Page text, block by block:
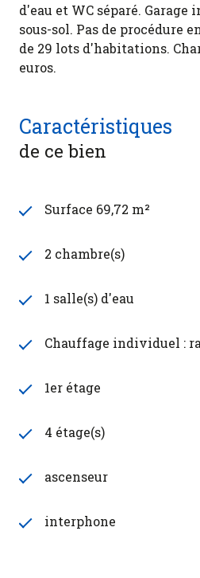
d'eau et WC séparé.
sous-sol. Pas de procédure
de 29 lots d'habitations.
euros.
Caractéristiques
de ce bien
Surface 69,72 m²
2 chambre(s)
1 salle(s) d'eau
Chauffage individuel :
1er étage
4 étage(s)
ascenseur
interphone